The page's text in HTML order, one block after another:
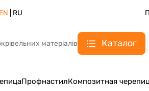
EN | RU
матеріалів Каталог
ПрофнастилКомпозитная